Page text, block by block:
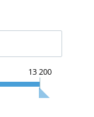
13 200